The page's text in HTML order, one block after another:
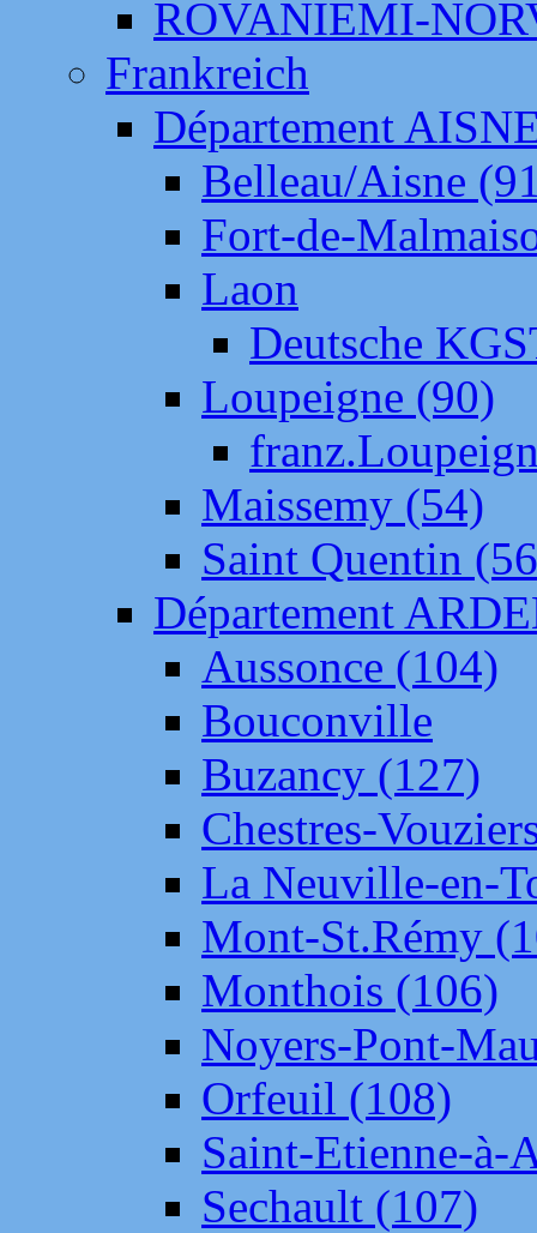
ROVANIEMI-
Frankreich
Département
Belleau/Aisne
Fort-de-
Laon
Deutsche
Loupeigne (90)
Maissemy (54)
Saint Quentin
Département
Aussonce (104)
Bouconville
Buzancy (127)
Chestres-
La Neuville-en-
Mont-St.Rémy
Monthois (106)
Noyers-Pont-
Orfeuil (108)
Saint-Etienne-à-
Sechault (107)